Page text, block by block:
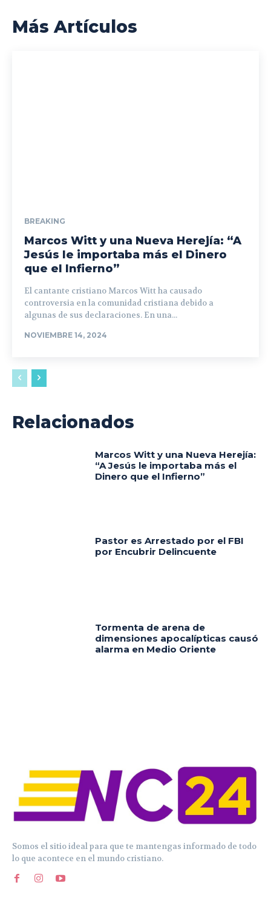
Más Artículos
BREAKING
Marcos Witt y una Nueva Herejía: “A
Jesús le importaba más el Dinero
que el Infierno”
El cantante cristiano Marcos Witt ha causado
controversia en la comunidad cristiana debido a
algunas de sus declaraciones. En una...
NOVIEMBRE 14, 2024
Relacionados
Marcos Witt y una Nueva Herejía:
“A Jesús le importaba más el
Dinero que el Infierno”
Pastor es Arrestado por el FBI
por Encubrir Delincuente
Tormenta de arena de
dimensiones apocalípticas causó
alarma en Medio Oriente
Somos el sitio ideal para que te mantengas informado de todo
lo que acontece en el mundo cristiano.